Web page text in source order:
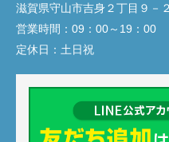
滋賀県守山市吉身２丁目９－
営業時間： 09：00～19：00
定休日： 土日祝